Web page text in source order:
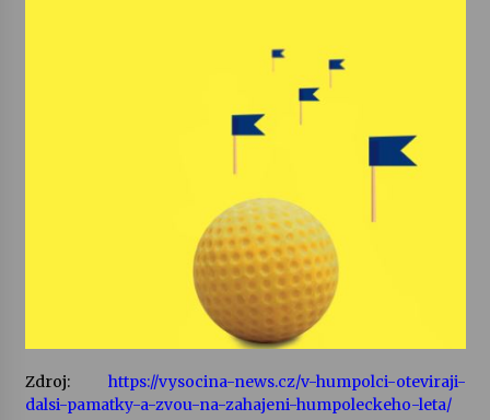
Zdroj: https://vysocina-news.cz/v-humpolci-oteviraji-
dalsi-pamatky-a-zvou-na-zahajeni-humpoleckeho-leta/